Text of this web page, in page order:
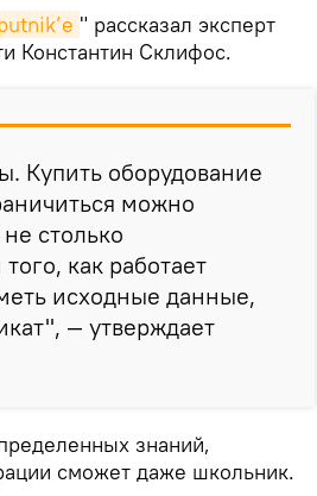
" рассказал эксперт
Константин Склифос.
Купить оборудование
можно
столько
как работает
исходные данные,
— утверждает
знаний,
сможет даже школьник.